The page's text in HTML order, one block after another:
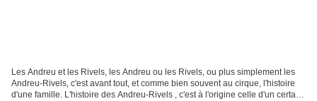
Les Andreu et les Rivels, les Andreu ou les Rivels, ou plus simplement les
Andreu-Rivels, c'est avant tout, et comme bien souvent au cirque, l'histoire
d'une famille. L'histoire des Andreu-Rivels , c'est à l'origine celle d'un certain